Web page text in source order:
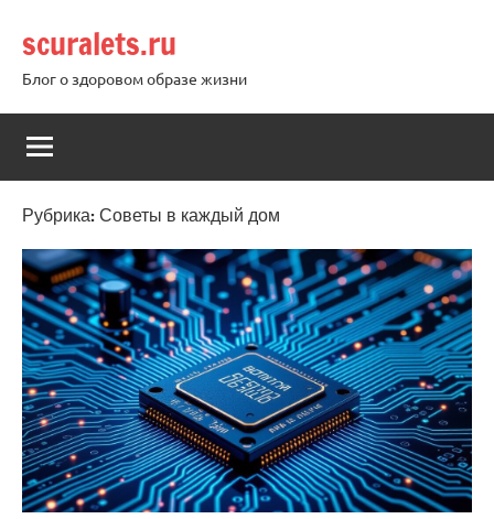
содержимому
scuralets.ru
Блог о здоровом образе жизни
Рубрика:Советы в каждый дом